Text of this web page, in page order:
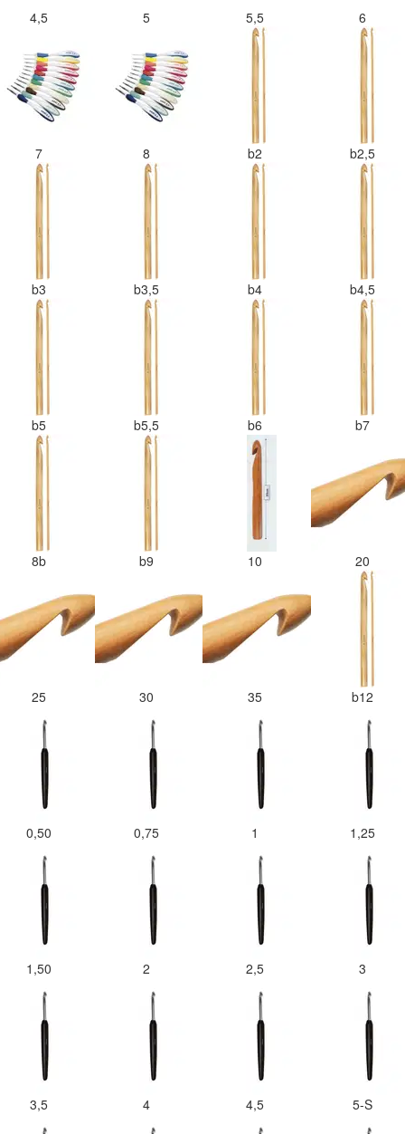
4,5 5 5,5 6
7 8 b2 b2,5
b3 b3,5 b4 b4,5
b5 b5,5 b6 b7
8b b9 10 20
25 30 35 b12
0,50 0,75 1 1,25
1,50 2 2,5 3
3,5 4 4,5 5-S